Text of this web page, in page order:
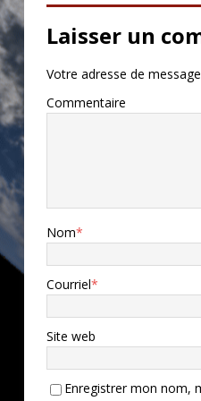
Laisser un
Votre adresse de
Commentaire
Nom*
Courriel*
Site web
Enregistrer mon nom,